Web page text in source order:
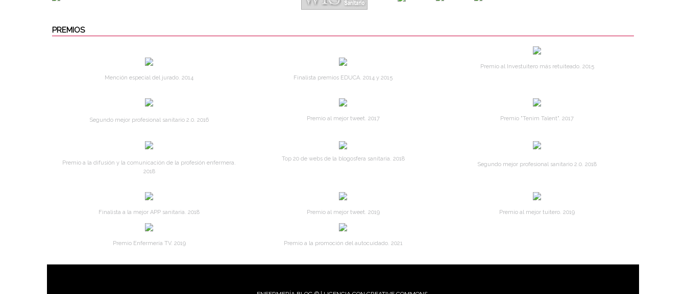
PREMIOS
Mención especial del jurado. 2014 Finalista premios EDUCA. 2014 y 2015
Premio al Investuitero más retuiteado. 2015
Segundo mejor profesional sanitario 2.0. 2016 Premio al mejor tweet. 2017 Premio "Tenim Talent". 2017
Premio a la difusión y la comunicación de la profesión enfermera.
2018
Top 20 de webs de la blogosfera sanitaria. 2018
Segundo mejor profesional sanitario 2.0. 2018
Finalista a la mejor APP sanitaria. 2018 Premio al mejor tweet. 2019 Premio al mejor tuitero. 2019
Premio Enfermería TV. 2019 Premio a la promoción del autocuidado. 2021